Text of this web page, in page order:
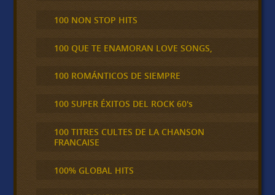
100 NON STOP HITS
100 QUE TE ENAMORAN LOVE SONGS,
100 ROMÁNTICOS DE SIEMPRE
100 SUPER ÉXITOS DEL ROCK 60's
100 TITRES CULTES DE LA CHANSON
FRANCAISE
100% GLOBAL HITS